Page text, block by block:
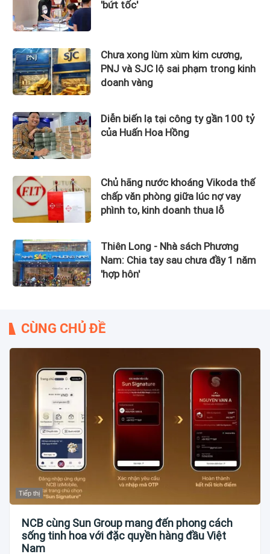
'bứt tốc'
Chưa xong lùm xùm kim cương,
PNJ và SJC lộ sai phạm trong kinh
doanh vàng
Diễn biến lạ tại công ty gần 100 tỷ
của Huấn Hoa Hồng
Chủ hãng nước khoáng Vikoda thế
chấp văn phòng giữa lúc nợ vay
phình to, kinh doanh thua lỗ
Thiên Long - Nhà sách Phương
Nam: Chia tay sau chưa đầy 1 năm
'hợp hôn'
CÙNG CHỦ ĐỀ
Tiếp thị
NCB cùng Sun Group mang đến phong cách
sống tinh hoa với đặc quyền hàng đầu Việt
Nam